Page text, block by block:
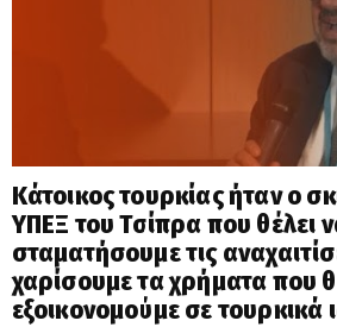
Κάτοικος τουρκίας ήταν ο
ΥΠΕΞ του Τσίπρα που θέλει
σταματήσουμε τις
χαρίσουμε τα χρήματα που
εξοικονομούμε σε τουρκικά